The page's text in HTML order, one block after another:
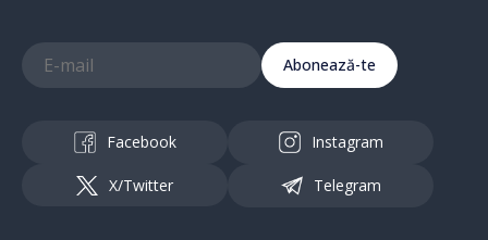
Abonează-te
Facebook Instagram
X/Twitter Telegram